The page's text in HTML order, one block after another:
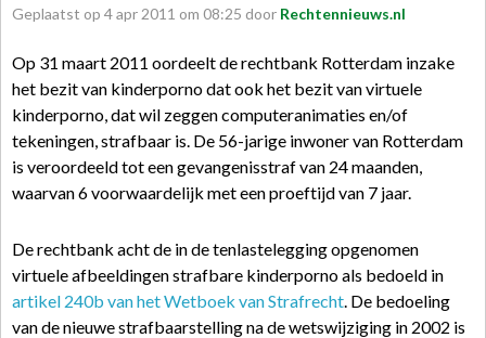
Geplaatst op 4apr 2011 om 08:25 door Rechtennieuws.nl
Op 31 maart 2011 oordeelt de rechtbank Rotterdam inzake
het bezit van kinderporno dat ook het bezit van virtuele
kinderporno, dat wil zeggen computeranimaties en/of
tekeningen, strafbaar is. De 56-jarige inwoner van Rotterdam
is veroordeeld tot een gevangenisstraf van 24 maanden,
waarvan 6 voorwaardelijk met een proeftijd van 7 jaar.
De rechtbank acht de in de tenlastelegging opgenomen
virtuele afbeeldingen strafbare kinderporno als bedoeld in
artikel 240b van het Wetboek van Strafrecht. De bedoeling
van de nieuwe strafbaarstelling na de wetswijziging in 2002 is